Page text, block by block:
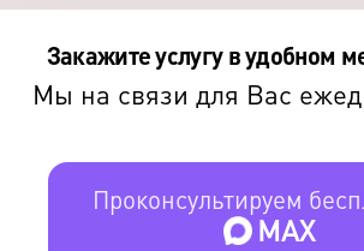
Закажите услугу в удобном
Мы на связи для Вас
Проконсультируем
MAX